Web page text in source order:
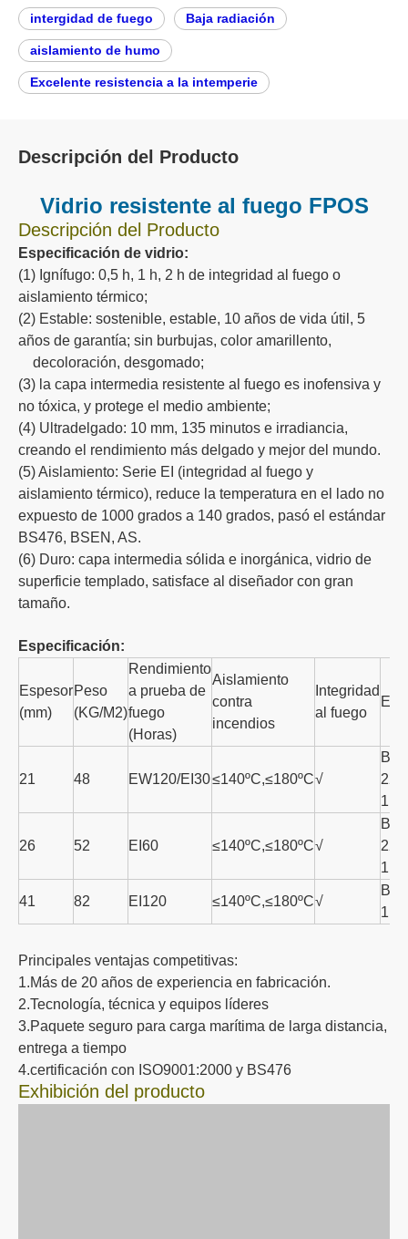
intergidad de fuego Baja radiación
aislamiento de humo
Excelente resistencia a la intemperie
Descripción del Producto
Vidrio resistente al fuego FPOS
Descripción del Producto
Especificación de vidrio:
(1) Ignífugo: 0,5 h, 1 h, 2 h de integridad al fuego o
aislamiento térmico;
(2) Estable: sostenible, estable, 10 años de vida útil, 5
años de garantía; sin burbujas, color amarillento,
decoloración, desgomado;
(3) la capa intermedia resistente al fuego es inofensiva y
no tóxica, y protege el medio ambiente;
(4) Ultradelgado: 10 mm, 135 minutos e irradiancia,
creando el rendimiento más delgado y mejor del mundo.
(5) Aislamiento: Serie EI (integridad al fuego y
aislamiento térmico), reduce la temperatura en el lado no
expuesto de 1000 grados a 140 grados, pasó el estándar
BS476, BSEN, AS.
(6) Duro: capa intermedia sólida e inorgánica, vidrio de
superficie templado, satisface al diseñador con gran
tamaño.
Especificación:
Espesor
(mm)
Peso
(KG/M2)
Rendimiento
a prueba de
fuego
(Horas)
Aislamiento
contra
incendios
Integridad
al fuego
21 48 EW120/EI30≤140ºC,≤180ºC√
BS
26 52 EI60 ≤140ºC,≤180ºC√
BS
41 82 EI120 ≤140ºC,≤180ºC√
BS
Principales ventajas competitivas:
1.Más de 20 años de experiencia en fabricación.
2.Tecnología, técnica y equipos líderes
3.Paquete seguro para carga marítima de larga distancia,
entrega a tiempo
4.certificación con ISO9001:2000 y BS476
Exhibición del producto